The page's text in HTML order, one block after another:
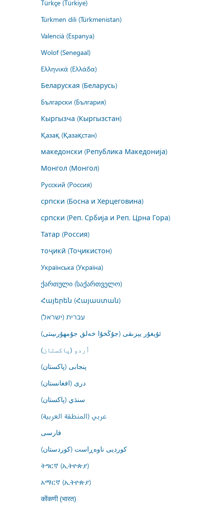
Türkçe (Türkiye)
Türkmen dili (Türkmenistan)
Valencià (Espanya)
Wolof (Senegaal)
Ελληνικά (Ελλάδα)
Беларуская (Беларусь)
Български (България)
Кыргызча (Кыргызстан)
Қазақ (Қазақстан)
македонски (Република Македонија)
Монгол (Монгол)
Русский (Россия)
српски (Босна и Херцеговина)
српски (Реп. Србија и Реп. Црна Гора)
Татар (Россия)
тоҷикӣ (Тоҷикистон)
Українська (Україна)
ქართული (საქართველო)
Հայերեն (Հայաստան)
עברית (ישראל)
ئۇيغۇر يېزىقى (جۇڭخۇا خەلق جۇمھۇرىيىتى)
اُردو (پاکستان)
پنجابی (پاکستان)
درى (افغانستان)
سنڌي (پاکستان)
عربي (المنطقة العربية)
فارسى
کوردیی ناوەڕاست (کوردستان)
ትግርኛ (ኢትዮጵያ)
አማርኛ (ኢትዮጵያ)
कोंकणी (भारत)